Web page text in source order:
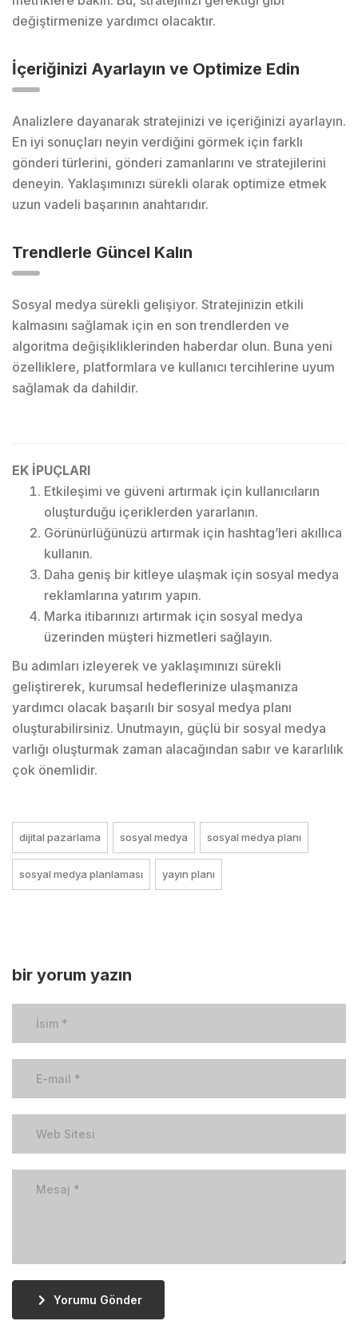
değiştirmenize yardımcı olacaktır.
İçeriğinizi Ayarlayın ve Optimize Edin
Analizlere dayanarak stratejinizi ve içeriğinizi ayarlayın.
En iyi sonuçları neyin verdiğini görmek için farklı
gönderi türlerini, gönderi zamanlarını ve stratejilerini
deneyin. Yaklaşımınızı sürekli olarak optimize etmek
uzun vadeli başarının anahtarıdır.
Trendlerle Güncel Kalın
Sosyal medya sürekli gelişiyor. Stratejinizin etkili
kalmasını sağlamak için en son trendlerden ve
algoritma değişikliklerinden haberdar olun. Buna yeni
özelliklere, platformlara ve kullanıcı tercihlerine uyum
sağlamak da dahildir.
EK İPUÇLARI
Etkileşimi ve güveni artırmak için kullanıcıların
oluşturduğu içeriklerden yararlanın.
Görünürlüğünüzü artırmak için hashtag’leri akıllıca
kullanın.
Daha geniş bir kitleye ulaşmak için sosyal medya
reklamlarına yatırım yapın.
Marka itibarınızı artırmak için sosyal medya
üzerinden müşteri hizmetleri sağlayın.
Bu adımları izleyerek ve yaklaşımınızı sürekli
geliştirerek, kurumsal hedeflerinize ulaşmanıza
yardımcı olacak başarılı bir sosyal medya planı
oluşturabilirsiniz. Unutmayın, güçlü bir sosyal medya
varlığı oluşturmak zaman alacağından sabır ve kararlılık
çok önemlidir.
dijital pazarlama sosyal medya sosyal medya planı
sosyal medya planlaması yayın planı
bir yorum yazın
Yorumu Gönder